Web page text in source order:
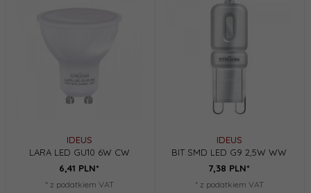
IDEUS
LARA LED GU10 6W CW
6,41 PLN*
* z podatkiem VAT
IDEUS
BIT SMD LED G9 2,5W WW
7,38 PLN*
* z podatkiem VAT